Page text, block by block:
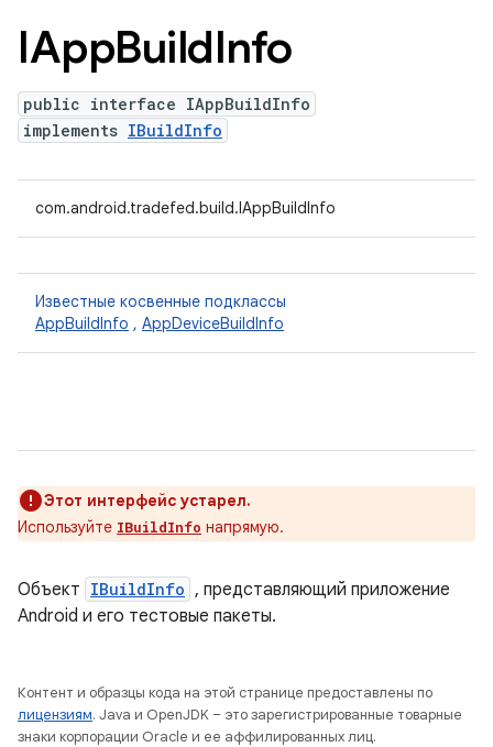
IAppBuildInfo
public interface IAppBuildInfo
implements IBuildInfo
com.android.tradefed.build.IAppBuildInfo
Известные косвенные подклассы
AppBuildInfo , AppDeviceBuildInfo
Этот интерфейс устарел.
Используйте IBuildInfo напрямую.
Объект IBuildInfo , представляющий приложение
Android и его тестовые пакеты.
Контент и образцы кода на этой странице предоставлены по
лицензиям. Java и OpenJDK – это зарегистрированные товарные
знаки корпорации Oracle и ее аффилированных лиц.